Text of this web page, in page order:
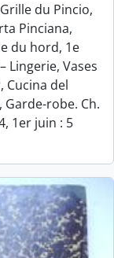
du Pincio,
Pinciana,
du hord, 1e
Lingerie, Vases
Cucina del
Garde-robe. Ch.
1er juin : 5